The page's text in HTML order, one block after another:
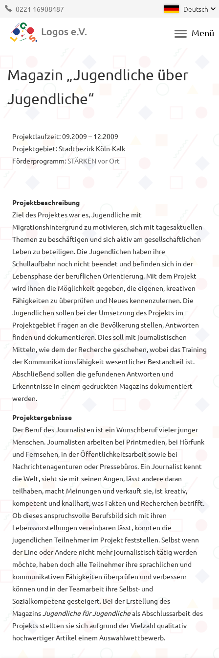
0221 16908487 Deutsch
Menü
Magazin „Jugendliche über
Jugendliche“
Projektlaufzeit:09.2009 – 12.2009
Projektgebiet:Stadtbezirk Köln-Kalk
Förderprogramm:STÄRKEN vor Ort
Projektbeschreibung
Ziel des Projektes war es, Jugendliche mit
Migrationshintergrund zu motivieren, sich mit tagesaktuellen
Themen zu beschäftigen und sich aktiv am gesellschaftlichen
Leben zu beteiligen. Die Jugendlichen haben ihre
Schullaufbahn noch nicht beendet und befinden sich in der
Lebensphase der beruflichen Orientierung. Mit dem Projekt
wird ihnen die Möglichkeit gegeben, die eigenen, kreativen
Fähigkeiten zu überprüfen und Neues kennenzulernen. Die
Jugendlichen sollen bei der Umsetzung des Projekts im
Projektgebiet Fragen an die Bevölkerung stellen, Antworten
finden und dokumentieren. Dies soll mit journalistischen
Mitteln, wie dem der Recherche geschehen, wobei das Training
der Kommunikationsfähigkeit wesentlicher Bestandteil ist.
Abschließend sollen die gefundenen Antworten und
Erkenntnisse in einem gedruckten Magazins dokumentiert
werden.
Projektergebnisse
Der Beruf des Journalisten ist ein Wunschberuf vieler junger
Menschen. Journalisten arbeiten bei Printmedien, bei Hörfunk
und Fernsehen, in der Öffentlichkeitsarbeit sowie bei
Nachrichtenagenturen oder Pressebüros. Ein Journalist kennt
die Welt, sieht sie mit seinen Augen, lässt andere daran
teilhaben, macht Meinungen und verkauft sie, ist kreativ,
kompetent und knallhart, was Fakten und Recherchen betrifft.
Ob dieses anspruchsvolle Berufsbild sich mit ihren
Lebensvorstellungen vereinbaren lässt, konnten die
jugendlichen Teilnehmer im Projekt feststellen. Selbst wenn
der Eine oder Andere nicht mehr journalistisch tätig werden
möchte, haben doch alle Teilnehmer ihre sprachlichen und
kommunikativen Fähigkeiten überprüfen und verbessern
können und in der Teamarbeit ihre Selbst- und
Sozialkompetenz gesteigert. Bei der Erstellung des
MagazinsJugendliche für Jugendlicheals Abschlussarbeit des
Projekts stellten sie sich aufgrund der Vielzahl qualitativ
hochwertiger Artikel einem Auswahlwettbewerb.